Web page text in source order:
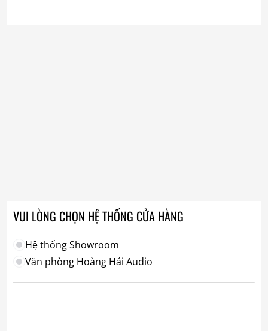
VUI LÒNG CHỌN HỆ THỐNG CỬA HÀNG
Hệ thống Showroom
Văn phòng Hoàng Hải Audio